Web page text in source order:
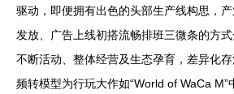
驱动，即便拥有出色的头部生产线构思，
发放、广告上线初搭流畅排班三微条的方
不断活动、整体经营及生态孕育，差异化
频转模型为行玩大作如“World of WaCa M”